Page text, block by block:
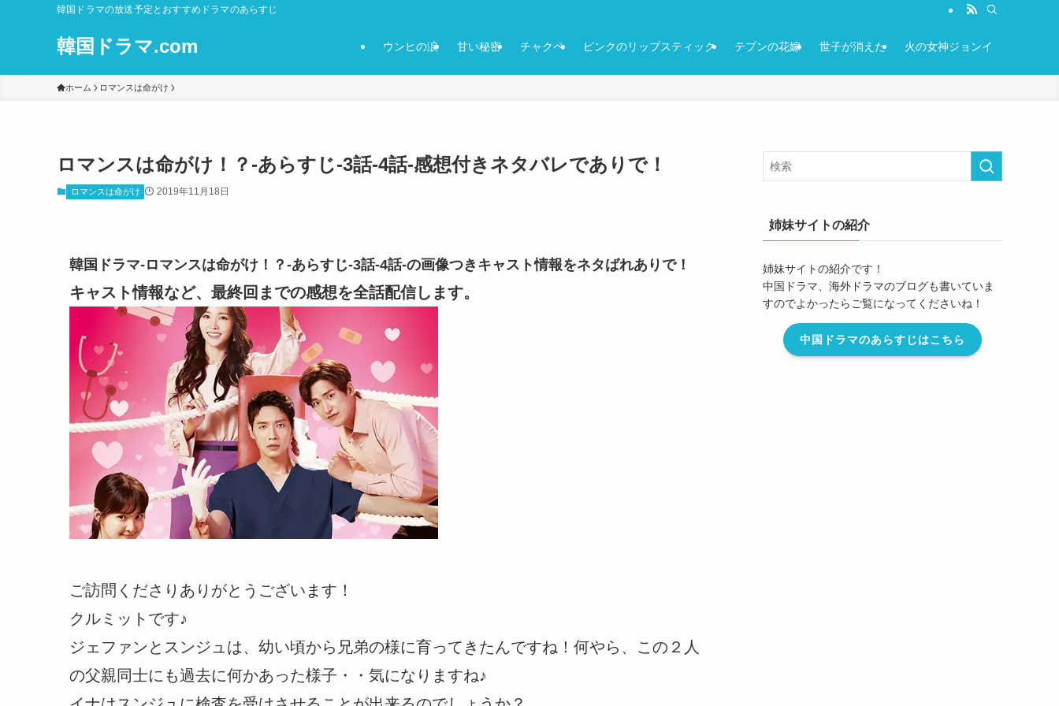
韓国ドラマの放送予定とおすすめドラマのあらすじ
韓国ドラマ.com ウンヒの涙 甘い秘密 チャクペ ピンクのリップスティック テプンの花嫁 世子が消えた 火の女神ジョンイ
ホーム ロマンスは命がけ
ロマンスは命がけ！？-あらすじ-3話-4話-感想付きネタバレでありで！
ロマンスは命がけ 2019年11月18日
韓国ドラマ-ロマンスは命がけ！？-あらすじ-3話-4話-の画像つきキャスト情報をネタばれありで！
キャスト情報など、最終回までの感想を全話配信します。
ご訪問くださりありがとうございます！
クルミットです♪
ジェファンとスンジュは、幼い頃から兄弟の様に育ってきたんですね！何やら、この２人
の父親同士にも過去に何かあった様子・・気になりますね♪
姉妹サイトの紹介
姉妹サイトの紹介です！
中国ドラマ、海外ドラマのブログも書いていま
すのでよかったらご覧になってくださいね！
中国ドラマのあらすじはこちら